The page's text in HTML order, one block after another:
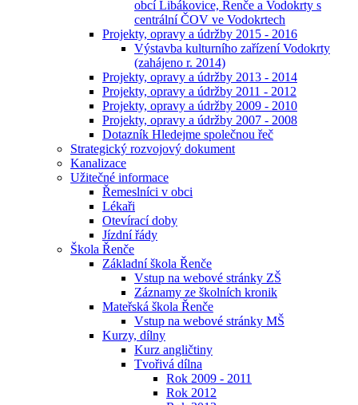
obcí Libákovice, Řenče a Vodokrty s
centrální ČOV ve Vodokrtech
Projekty, opravy a údržby 2015 - 2016
Výstavba kulturního zařízení Vodokrty
(zahájeno r. 2014)
Projekty, opravy a údržby 2013 - 2014
Projekty, opravy a údržby 2011 - 2012
Projekty, opravy a údržby 2009 - 2010
Projekty, opravy a údržby 2007 - 2008
Dotazník Hledejme společnou řeč
Strategický rozvojový dokument
Kanalizace
Užitečné informace
Řemeslníci v obci
Lékaři
Otevírací doby
Jízdní řády
Škola Řenče
Základní škola Řenče
Vstup na webové stránky ZŠ
Záznamy ze školních kronik
Mateřská škola Řenče
Vstup na webové stránky MŠ
Kurzy, dílny
Kurz angličtiny
Tvořivá dílna
Rok 2009 - 2011
Rok 2012